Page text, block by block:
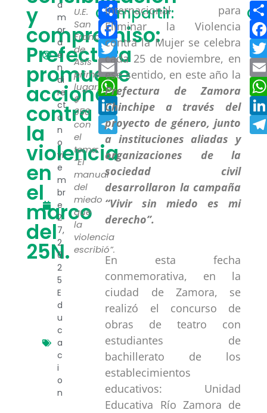
y
compromiso:
Prefectura
promueve
acciones
contra
la
violencia
en
el
marco
del
25N.
a
m
or
a
e
n
di
re
ct
o
n
o
vi
e
m
br
e
2
7,
2
0
2
5
E
d
u
c
a
c
i
o
n
U.E.
San
Francisco
de
Asís
primer
lugar,
$
350
con
el
tema:
“El
manual
del
miedo
que
la
violencia
escribió”.
Compartir:
Compartir
Facebook
Twitter
Email
WhatsApp
LinkedIn
Telegram
Internacional para
Eliminar la Violencia
contra la Mujer se celebra
cada 25 de noviembre, en
ese sentido, en este año la
Prefectura de Zamora
Chinchipe a través del
proyecto de género, junto
a instituciones aliadas y
organizaciones de la
sociedad civil
desarrollaron la campaña
“Vivir sin miedo es mi
derecho”.
En esta fecha
conmemorativa, en la
ciudad de Zamora, se
realizó el concurso de
obras de teatro con
estudiantes de
bachillerato de los
establecimientos
educativos: Unidad
Educativa Río Zamora de